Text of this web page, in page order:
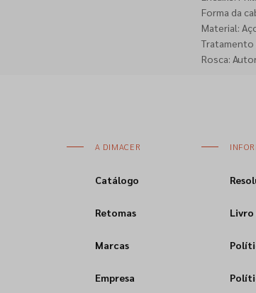
Forma da
Material:
Tratamento
Rosca:
A DIMACER
Catálogo
Retomas
Marcas
Empresa
Livro